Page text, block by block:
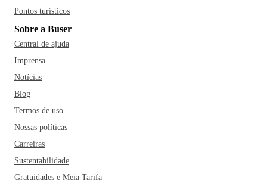
Pontos turísticos
Sobre a Buser
Central de ajuda
Imprensa
Notícias
Blog
Termos de uso
Nossas políticas
Carreiras
Sustentabilidade
Gratuidades e Meia Tarifa